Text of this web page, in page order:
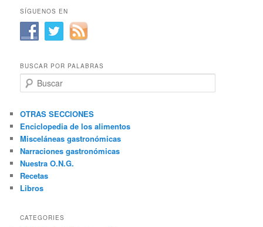
SÍGUENOS EN
BUSCAR POR PALABRAS
u
c
a
r
OTRAS SECCIONES
Enciclopedia de los alimentos
Misceláneas gastronómicas
Narraciones gastronómicas
Nuestra O.N.G.
Recetas
Libros
CATEGORIES